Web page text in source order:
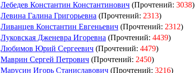
Лебедев Константин Константинович (Прочтений: 3038)
Левина Галина Григорьевна (Прочтений: 2313)
Ливанцев Константин Евгеньевич (Прочтений: 2312)
Луковская Дженевра Игоревна (Прочтений: 4439)
Любимов Юрий Сергеевич (Прочтений: 4479)
Маврин Сергей Петрович (Прочтений: 2450)
Марусин Игорь Станиславович (Прочтений: 3216)